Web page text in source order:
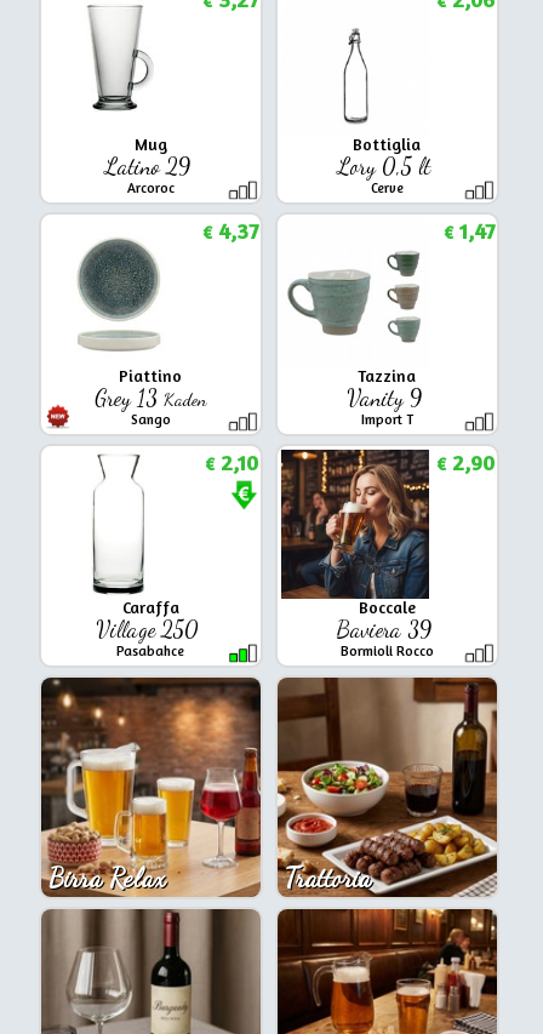
Mug
Latino 29
Arcoroc
Bottiglia
Lory 0,5 lt
Cerve
Piattino
Grey 13 Kaden
Sango
€4,37
Tazzina
Vanity 9
Import T
€1,47
Caraffa
Village 250
Pasabahce
€2,10
Boccale
Baviera 39
Bormioli Rocco
€2,90
Birra Relax Trattoria